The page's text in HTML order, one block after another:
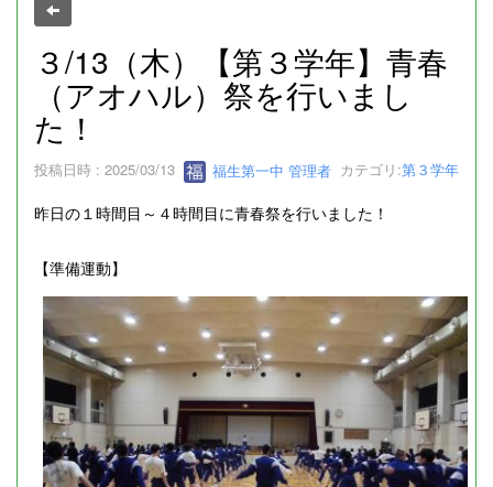
３/13（木）【第３学年】青春
（アオハル）祭を行いまし
た！
投稿日時 : 2025/03/13 福生第一中 管理者 カテゴリ:第３学年
昨日の１時間目～４時間目に青春祭を行いました！
【準備運動】